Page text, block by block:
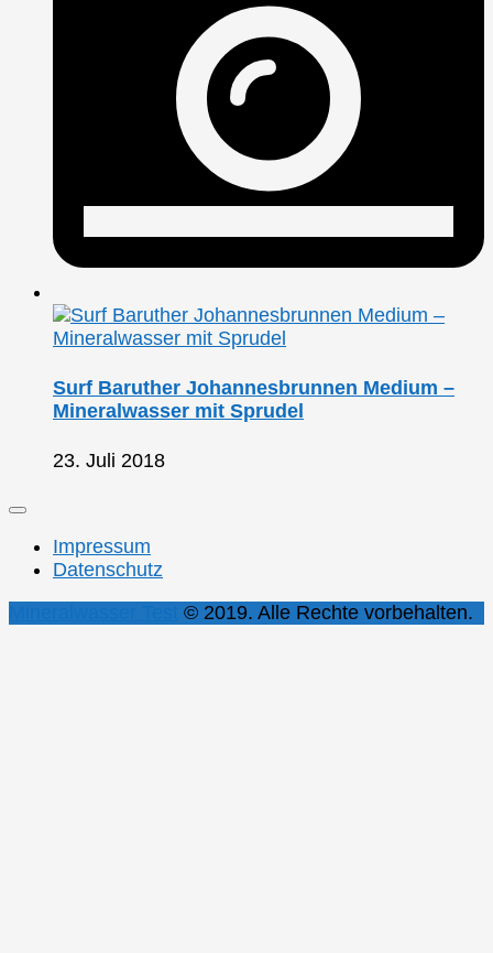
Surf Baruther Johannesbrunnen Medium –
Mineralwasser mit Sprudel
23. Juli 2018
Impressum
Datenschutz
© 2019. Alle Rechte vorbehalten.